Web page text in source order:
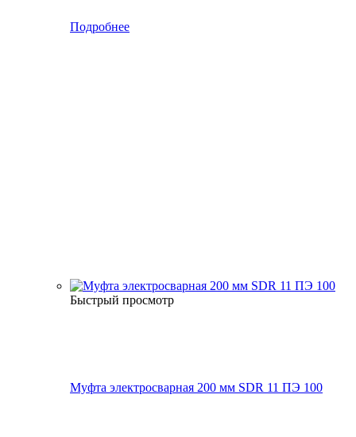
Подробнее
Быстрый просмотр
Муфта электросварная 200 мм SDR 11 ПЭ 100